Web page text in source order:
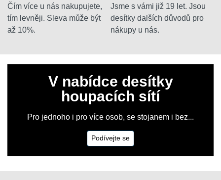
Čím více u nás nakupujete,
tím levněji. Sleva může být
až 10%.
Jsme s vámi již 19 let. Jsou
desítky dalších důvodů pro
nákupy u nás.
V nabídce desítky
houpacích sítí
Pro jednoho i pro více osob, se stojanem i bez...
Podívejte se